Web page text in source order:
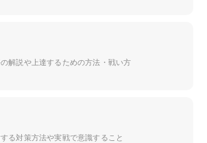
解説や上達するための方法・戦い方
る対策方法や実戦で意識すること